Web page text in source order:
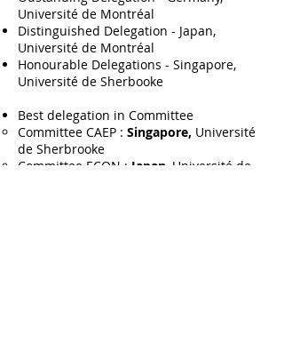
Université de Montréal
Distinguished Delegation - Japan,
Université de Montréal
Honourable Delegations - Singapore,
Université de Sherbooke
Best delegation in Committee
Committee CAEP : Singapore, Université
de Sherbrooke
Committee ECON : Japan , Université de